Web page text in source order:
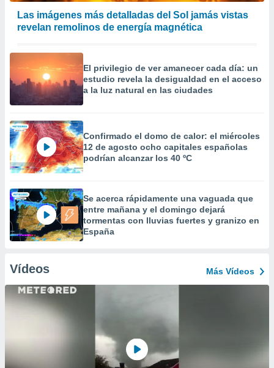
Las imágenes más detalladas del Sol jamás vistas
revelan remolinos de energía magnética
El privilegio de ver amanecer cada día: un
estudio revela la desigualdad en el acceso
a la luz natural en las ciudades
Confirmado el domo de calor: el miércoles
12 de agosto ocho capitales españolas
podrían alcanzar los 40 ºC
Se acerca rápidamente una vaguada que
entre mañana y el domingo dejará
tormentas con lluvias fuertes y granizo en
España
Vídeos Más Vídeos